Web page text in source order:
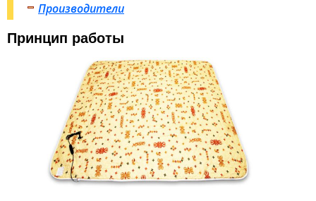
Производители
Принцип работы